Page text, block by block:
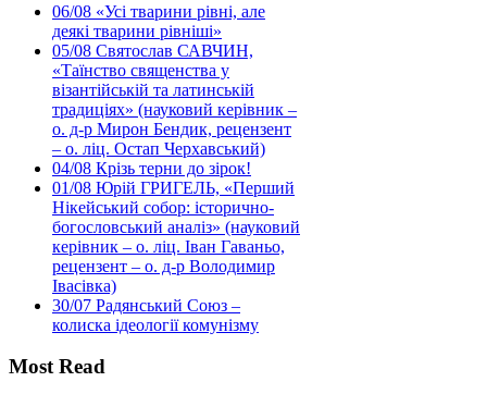
06/08 «Усі тварини рівні, але
деякі тварини рівніші»
05/08 Святослав САВЧИН,
«Таїнство священства у
візантійській та латинській
традиціях» (науковий керівник –
о. д-р Мирон Бендик, рецензент
– о. ліц. Остап Черхавський)
04/08 Крізь терни до зірок!
01/08 Юрій ГРИГЕЛЬ, «Перший
Нікейський собор: історично-
богословський аналіз» (науковий
керівник – о. ліц. Іван Гаваньо,
рецензент – о. д-р Володимир
Івасівка)
30/07 Радянський Союз –
колиска ідеології комунізму
Most Read